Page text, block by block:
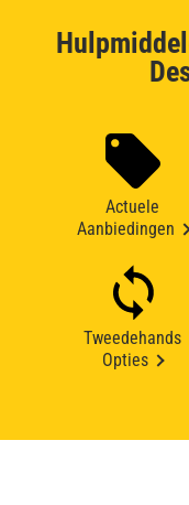
Actuele
Aanbiedingen
Tweedehands
Opties